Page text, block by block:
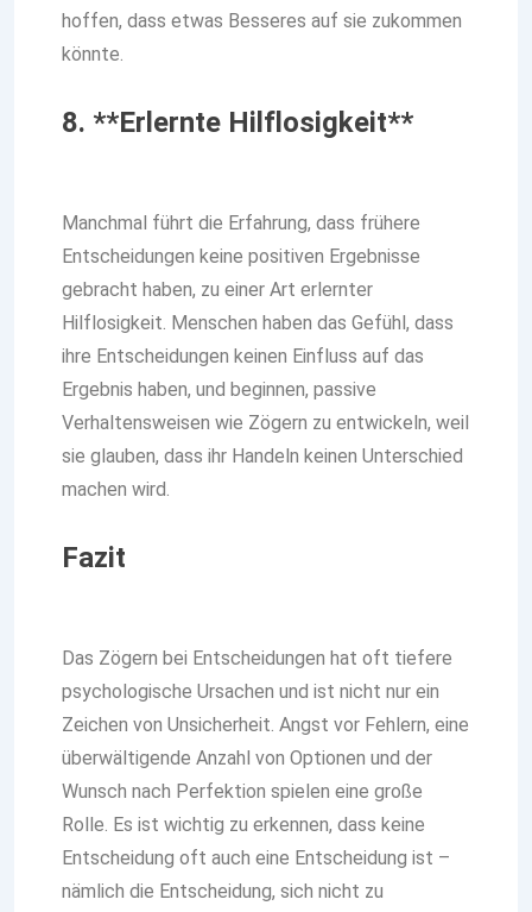
hoffen, dass etwas Besseres auf sie zukommen
könnte.
8. **Erlernte Hilflosigkeit**
Manchmal führt die Erfahrung, dass frühere
Entscheidungen keine positiven Ergebnisse
gebracht haben, zu einer Art erlernter
Hilflosigkeit. Menschen haben das Gefühl, dass
ihre Entscheidungen keinen Einfluss auf das
Ergebnis haben, und beginnen, passive
Verhaltensweisen wie Zögern zu entwickeln, weil
sie glauben, dass ihr Handeln keinen Unterschied
machen wird.
Fazit
Das Zögern bei Entscheidungen hat oft tiefere
psychologische Ursachen und ist nicht nur ein
Zeichen von Unsicherheit. Angst vor Fehlern, eine
überwältigende Anzahl von Optionen und der
Wunsch nach Perfektion spielen eine große
Rolle. Es ist wichtig zu erkennen, dass keine
Entscheidung oft auch eine Entscheidung ist –
nämlich die Entscheidung, sich nicht zu